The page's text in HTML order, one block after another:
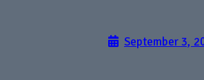
September 3,